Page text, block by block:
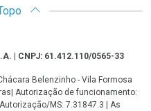
| CNPJ: 61.412.110/0565-33
Belenzinho - Vila Formosa
Autorização de funcionamento:
MS: 7.31847.3 | As